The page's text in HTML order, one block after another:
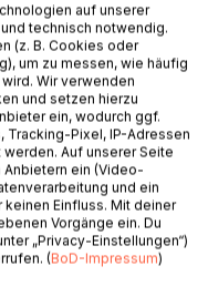
auf unserer
technisch notwendig.
(z. B. Cookies oder
um zu messen, wie häufig
Wir verwenden
und setzen hierzu
ein, wodurch ggf.
Pixel, IP-Adressen
Auf unserer Seite
ein (Video-
und ein
Einfluss. Mit deiner
Vorgänge ein. Du
„Privacy-Einstellungen“)
(BoD-Impressum)